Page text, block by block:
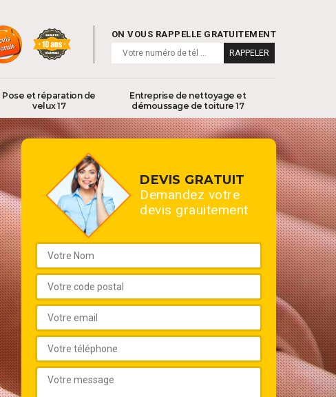
ON VOUS RAPPELLE GRATUITEMENT
Pose et réparation de
velux 17
Entreprise de nettoyage et
démoussage de toiture 17
DEVIS GRATUIT
Demandez votre
devis grauitement